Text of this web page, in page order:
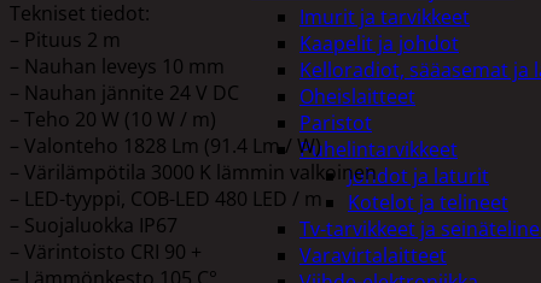
Imurit ja tarvikkeet
Kaapelit ja johdot
Kelloradiot, sääasemat
Oheislaitteet
Paristot
Puhelintarvikkeet
Johdot ja laturit
Kotelot ja telineet
Tv-tarvikkeet ja
Varavirtalaitteet
Tekniset tiedot:
– Pituus 2 m
– Nauhan leveys 10 mm
– Nauhan jännite 24 V DC
– Teho 20 W (10 W / m)
– Valonteho 1828 Lm (91.4 Lm / W)
– Värilämpötila 3000 K lämmin valkoinen
– LED-tyyppi, COB-LED 480 LED / m
– Suojaluokka IP67
– Värintoisto CRI 90 +